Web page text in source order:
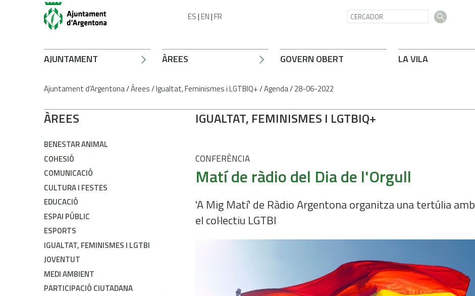
ES|EN|FR
AJUNTAMENT ÀREES GOVERN OBERT LA VILA
Ajuntament d'Argentona/Àrees/Igualtat, Feminismes i LGTBIQ+/Agenda/28-06-2022
ÀREES
BENESTAR ANIMAL
COHESIÓ
COMUNICACIÓ
CULTURA I FESTES
EDUCACIÓ
ESPAI PÚBLIC
ESPORTS
IGUALTAT, FEMINISMES I LGTBI
JOVENTUT
MEDI AMBIENT
PARTICIPACIÓ CIUTADANA
IGUALTAT, FEMINISMES I LGTBIQ+
CONFERÈNCIA
Matí de ràdio del Dia de l'Orgull
'A Mig Matí' de Ràdio Argentona organitza una tertúlia amb
el col·lectiu LGTBI